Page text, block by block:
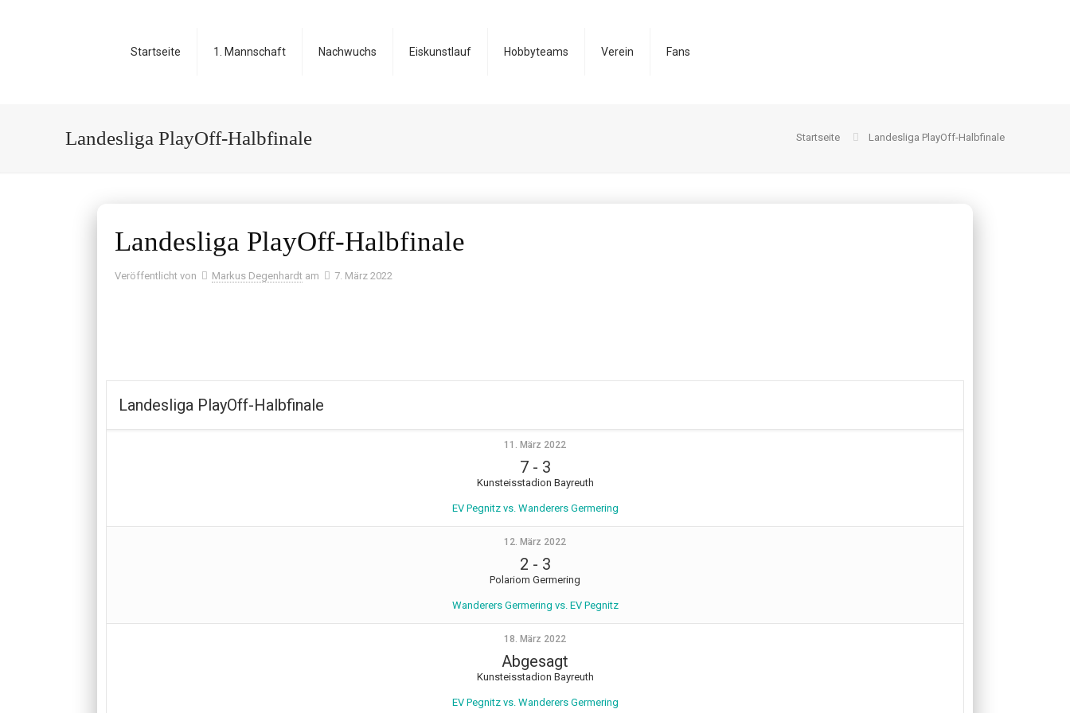
Startseite 1. Mannschaft Nachwuchs Eiskunstlauf Hobbyteams Verein Fans
Landesliga PlayOff-Halbfinale Startseite Landesliga PlayOff-Halbfinale
Landesliga PlayOff-Halbfinale
Veröffentlicht von Markus Degenhardt am 7. März 2022
Landesliga PlayOff-Halbfinale
11. März 2022
7- 3
Kunsteisstadion Bayreuth
EV Pegnitz vs. Wanderers Germering
12. März 2022
2 - 3
Polariom Germering
Wanderers Germering vs. EV Pegnitz
18. März 2022
Abgesagt
Kunsteisstadion Bayreuth
EV Pegnitz vs. Wanderers Germering